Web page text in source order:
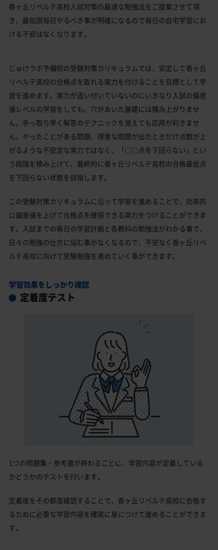
香ヶ丘リベルテ高校入試対策の最適な勉強法をご提案させて頂
き、最低限毎日やるべき事が明確になるので毎日の自宅学習にお
ける不安はなくなります。
じゅけラボ予備校の受験対策カリキュラムでは、安定して香ヶ丘
リベルテ高校の合格点を取れる実力を付けることを目標として学
習を進めます。実力が追い付いていないのにいきなり入試の偏差
値レベルの学習をしても、穴があいた基礎には積み上がりませ
ん。手っ取り早く解答のテクニックを覚えても応用が利きませ
ん。やったことがある問題、得意な問題が出たときだけ点数が上
がるような不安定な実力ではなく、「○○点を下回らない」とい
う段階を積み上げて、最終的に香ヶ丘リベルテ高校の合格最低点
を下回らない状態を目指します。
この受験対策カリキュラムに沿って学習を進めることで、効率的
に偏差値を上げて合格点を確保できる実力をつけることができま
す。入試までの毎日の学習計画と各教科の勉強法がわかる事で、
日々の勉強の仕方に悩む事がなくなるので、不安なく香ヶ丘リベ
ルテ高校に向けて受験勉強を進めていく事ができます。
学習効果をしっかり確認
定着度テスト
1つの問題集・参考書が終わるごとに、学習内容が定着している
かどうかのテストを行います。
定着度をその都度確認することで、香ヶ丘リベルテ高校に合格す
るために必要な学習内容を確実に身につけて進めることができま
す。